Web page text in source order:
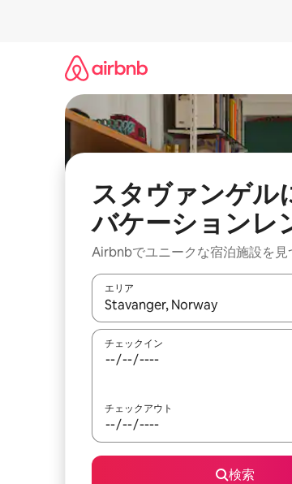
スタヴァンゲル
バケーションレ
Airbnbでユニークな宿泊施設を見
エリア
検索結果が表示されたら、上下の矢
チェックイン
チェックアウト
検索